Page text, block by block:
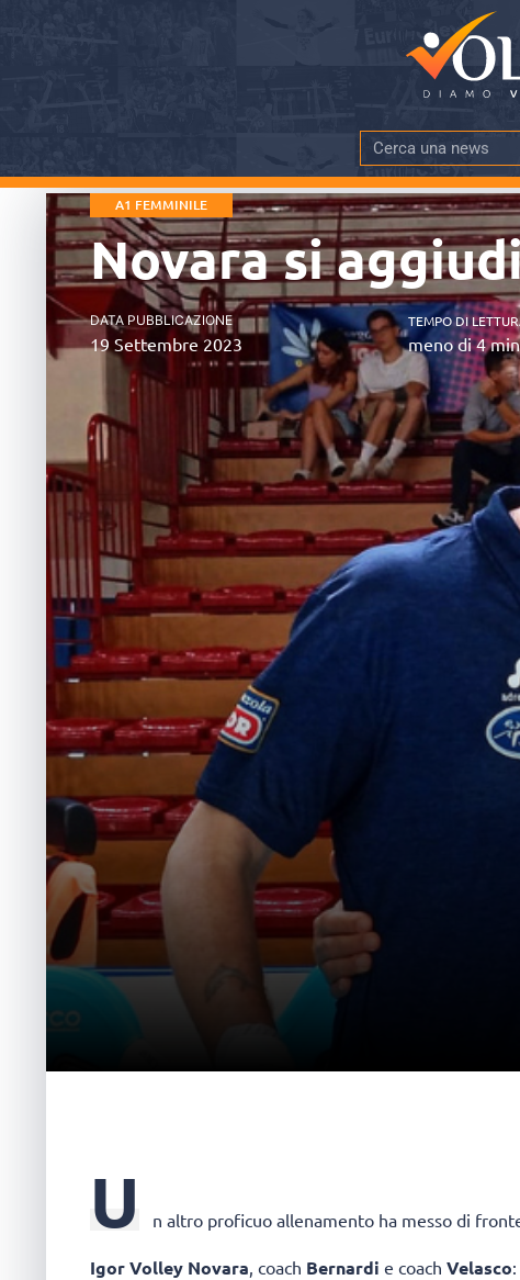
A1 FEMMINILE
Novara si
DATA PUBBLICAZIONE
19 Settembre 2023
TEMPO DI
meno di 4
U n altro proficuo allenamento ha messo di
Igor Volley Novara , coach Bernardi e coach Velasco